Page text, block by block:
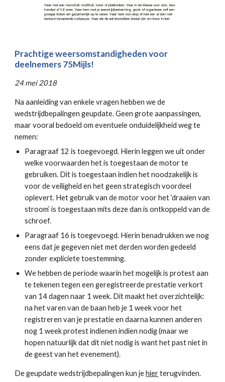
Prachtige weersomstandigheden voor
deelnemers 75Mijls!
24 mei 2018
Na aanleiding van enkele vragen hebben we de
wedstrijdbepalingen geupdate. Geen grote aanpassingen,
maar vooral bedoeld om eventuele onduidelijkheid weg te
nemen:
Paragraaf 12 is toegevoegd. Hierin leggen we uit onder
welke voorwaarden het is toegestaan de motor te
gebruiken. Dit is toegestaan indien het noodzakelijk is
voor de veiligheid en het geen strategisch voordeel
oplevert. Het gebruik van de motor voor het ‘draaien van
stroom’ is toegestaan mits deze dan is ontkoppeld van de
schroef.
Paragraaf 16 is toegevoegd. Hierin benadrukken we nog
eens dat je gegeven niet met derden worden gedeeld
zonder expliciete toestemming.
We hebben de periode waarin het mogelijk is protest aan
te tekenen tegen een geregistreerde prestatie verkort
van 14 dagen naar 1 week. Dit maakt het overzichtelijk:
na het varen van de baan heb je 1 week voor het
registreren van je prestatie en daarna kunnen anderen
nog 1 week protest indienen indien nodig (maar we
hopen natuurlijk dat dit niet nodig is want het past niet in
de geest van het evenement).
De geupdate wedstrijdbepalingen kun jehierterugvinden.